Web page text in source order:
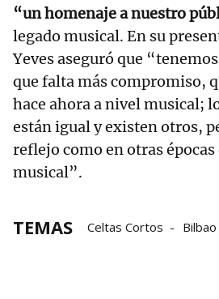
“un homenaje a nuestro
legado musical. En su
Yeves aseguró que
que falta más compromiso,
hace ahora a nivel musical;
están igual y existen otros,
reflejo como en otras
musical”.
TEMAS Celtas Cortos
Bilbao